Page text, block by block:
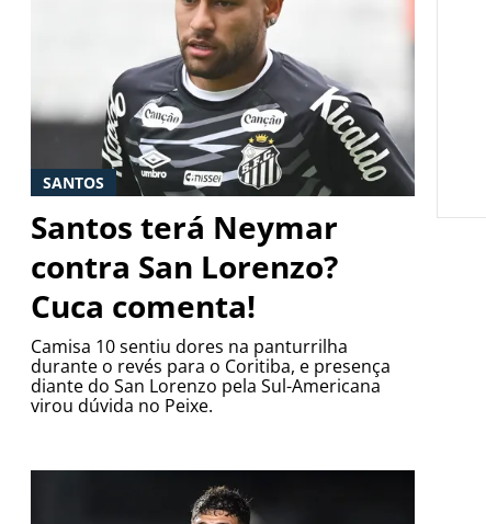
SANTOS
Santos terá Neymar
contra San Lorenzo?
Cuca comenta!
Camisa 10 sentiu dores na panturrilha
durante o revés para o Coritiba, e presença
diante do San Lorenzo pela Sul-Americana
virou dúvida no Peixe.